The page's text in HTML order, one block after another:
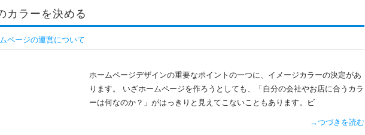
カラーを決める
ページの運営について
ホームページデザインの重要なポイントの一つに、イメージカラーの決定があ
ります。 いざホームページを作ろうとしても、「自分の会社やお店に合うカラ
ーは何なのか？」がはっきりと見えてこないこともあります。ビ
→つづきを読む